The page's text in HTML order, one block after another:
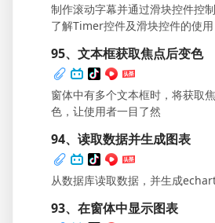
制作滚动字幕并通过滑块控件控
了解Timer控件及滑块控件的使用
95、文本框获取焦点后变色
窗体中有多个文本框时，将获取
色，让使用者一目了然
94、读取数据并生成图表
从数据库读取数据，并生成
93、在窗体中显示图表